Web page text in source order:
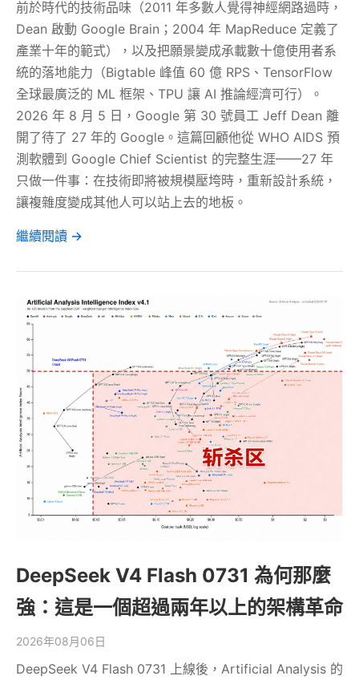
前於時代的技術品味（2011 年多數人覺得神經網路過時，
Dean 啟動 Google Brain；2004 年 MapReduce 定義了
產業十年的範式），以及把願景變成承載數十億使用者系
統的落地能力（Bigtable 峰值 60 億 RPS、TensorFlow
全球最廣泛的 ML 框架、TPU 讓 AI 推論經濟可行）。
2026 年 8 月 5 日，Google 第 30 號員工 Jeff Dean 離
開了待了 27 年的 Google。這篇回顧他從 WHO AIDS 預
測軟體到 Google Chief Scientist 的完整生涯——27 年
只做一件事：在技術即將被規模壓垮時，重新設計系統，
讓複雜度變成其他人可以站上去的地板。
繼續閱讀 →
DeepSeek V4 Flash 0731 為何那麼
強：這是一個超過兩年以上的架構革命
2026年08月06日
DeepSeek V4 Flash 0731 上線後，Artificial Analysis 的